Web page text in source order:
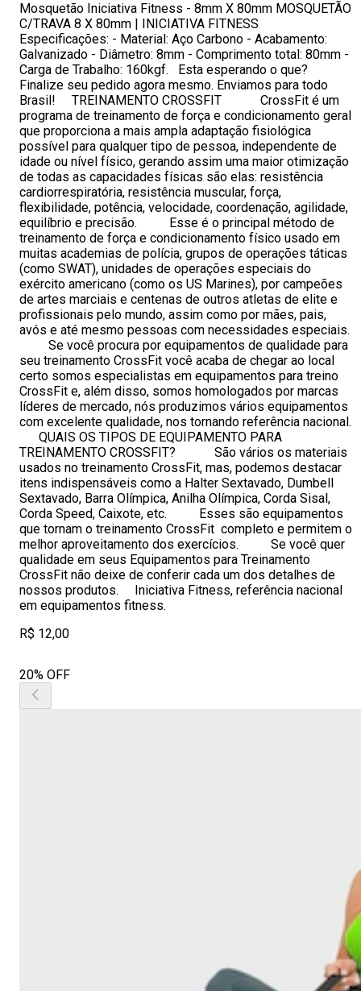
Mosquetão Iniciativa Fitness - 8mm X 80mm MOSQUETÃO
C/TRAVA 8 X 80mm | INICIATIVA FITNESS
Especificações: - Material: Aço Carbono - Acabamento:
Galvanizado - Diâmetro: 8mm - Comprimento total: 80mm -
Carga de Trabalho: 160kgf. Esta esperando o que?
Finalize seu pedido agora mesmo. Enviamos para todo
Brasil! TREINAMENTO CROSSFIT CrossFit é um
programa de treinamento de força e condicionamento geral
que proporciona a mais ampla adaptação fisiológica
possível para qualquer tipo de pessoa, independente de
idade ou nível físico, gerando assim uma maior otimização
de todas as capacidades físicas são elas: resistência
cardiorrespiratória, resistência muscular, força,
flexibilidade, potência, velocidade, coordenação, agilidade,
equilíbrio e precisão. Esse é o principal método de
treinamento de força e condicionamento físico usado em
muitas academias de polícia, grupos de operações táticas
(como SWAT), unidades de operações especiais do
exército americano (como os US Marines), por campeões
de artes marciais e centenas de outros atletas de elite e
profissionais pelo mundo, assim como por mães, pais,
avós e até mesmo pessoas com necessidades especiais.
Se você procura por equipamentos de qualidade para
seu treinamento CrossFit você acaba de chegar ao local
certo somos especialistas em equipamentos para treino
CrossFit e, além disso, somos homologados por marcas
líderes de mercado, nós produzimos vários equipamentos
com excelente qualidade, nos tornando referência nacional.
QUAIS OS TIPOS DE EQUIPAMENTO PARA
TREINAMENTO CROSSFIT? São vários os materiais
usados no treinamento CrossFit, mas, podemos destacar
itens indispensáveis como a Halter Sextavado, Dumbell
Sextavado, Barra Olímpica, Anilha Olímpica, Corda Sisal,
Corda Speed, Caixote, etc. Esses são equipamentos
que tornam o treinamento CrossFit completo e permitem o
melhor aproveitamento dos exercícios. Se você quer
qualidade em seus Equipamentos para Treinamento
CrossFit não deixe de conferir cada um dos detalhes de
nossos produtos. Iniciativa Fitness, referência nacional
em equipamentos fitness.
R$ 12,00
20% OFF